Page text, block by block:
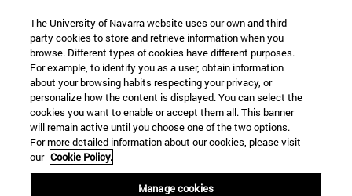
The University of Navarra website uses our own and third-
party cookies to store and retrieve information when you
browse. Different types of cookies have different purposes.
For example, to identify you as a user, obtain information
about your browsing habits respecting your privacy, or
personalize how the content is displayed. You can select the
cookies you want to enable or accept them all. This banner
will remain active until you choose one of the two options.
For more detailed information about our cookies, please visit
our Cookie Policy.
Manage cookies